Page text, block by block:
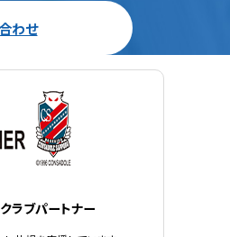
わせ
ラブパートナー